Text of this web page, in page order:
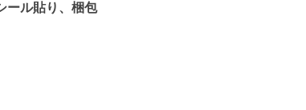
ール貼り、梱包